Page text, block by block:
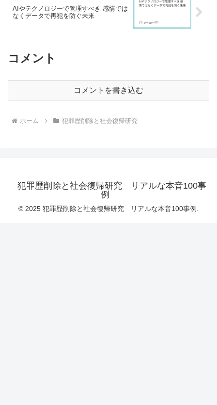
AIやテクノロジーで管理すべき 感情では
なくデータで再犯を防ぐ未来
コメント
コメントを書き込む
ホーム 犯罪歴削除と社会復帰研究
犯罪歴削除と社会復帰研究 リアルな本音100事
例
© 2025 犯罪歴削除と社会復帰研究 リアルな本音100事例.